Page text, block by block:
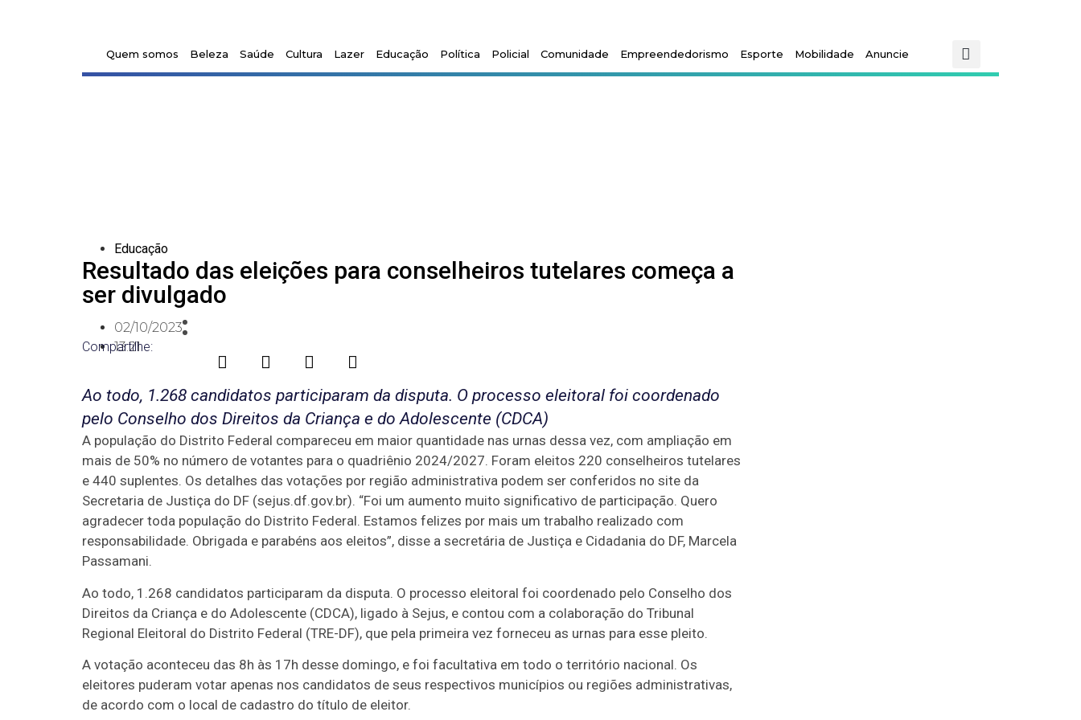
Quem somos Beleza Saúde Cultura Lazer Educação Política Policial Comunidade Empreendedorismo Esporte Mobilidade Anuncie
Educação
Resultado das eleições para conselheiros tutelares começa a
ser divulgado
02/10/2023
13:21
Compartilhe:
Ao todo, 1.268 candidatos participaram da disputa. O processo eleitoral foi coordenado
pelo Conselho dos Direitos da Criança e do Adolescente (CDCA)
A população do Distrito Federal compareceu em maior quantidade nas urnas dessa vez, com ampliação em
mais de 50% no número de votantes para o quadriênio 2024/2027. Foram eleitos 220 conselheiros tutelares
e 440 suplentes. Os detalhes das votações por região administrativa podem ser conferidos no site da
Secretaria de Justiça do DF (sejus.df.gov.br). “Foi um aumento muito significativo de participação. Quero
agradecer toda população do Distrito Federal. Estamos felizes por mais um trabalho realizado com
responsabilidade. Obrigada e parabéns aos eleitos”, disse a secretária de Justiça e Cidadania do DF, Marcela
Passamani.
Ao todo, 1.268 candidatos participaram da disputa. O processo eleitoral foi coordenado pelo Conselho dos
Direitos da Criança e do Adolescente (CDCA), ligado à Sejus, e contou com a colaboração do Tribunal
Regional Eleitoral do Distrito Federal (TRE-DF), que pela primeira vez forneceu as urnas para esse pleito.
A votação aconteceu das 8h às 17h desse domingo, e foi facultativa em todo o território nacional. Os
eleitores puderam votar apenas nos candidatos de seus respectivos municípios ou regiões administrativas,
de acordo com o local de cadastro do título de eleitor.